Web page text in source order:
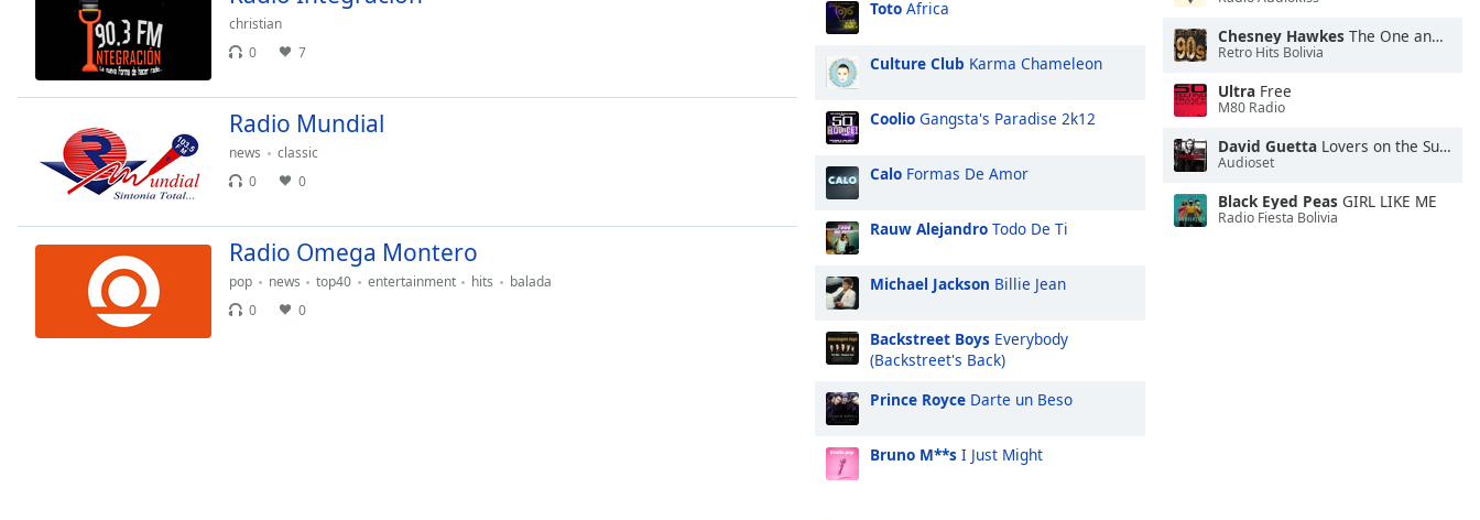
selected
in-
This
christian
0
7
Radio Mundial
news
classic
0
0
Radio Omega Montero
pop news top40 entertainment hits
balada
0
0
Toto Africa
Culture Club Karma Chameleon
Coolio Gangsta's Paradise 2k12
Calo Formas De Amor
Rauw Alejandro Todo De Ti
Michael Jackson Billie Jean
Backstreet Boys Everybody
(Backstreet's Back)
Prince Royce Darte un Beso
Bruno M**s I Just Might
Chesney Hawkes The One and Only
Retro Hits Bolivia
Ultra Free
M80 Radio
David Guetta Lovers on the Sun (feat. Sam Martin)
Audioset
Black Eyed Peas GIRL LIKE ME
Radio Fiesta Bolivia